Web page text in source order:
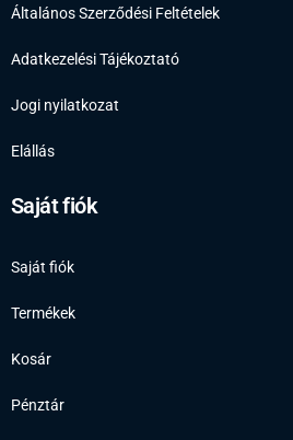
Általános Szerződési Feltételek
Adatkezelési Tájékoztató
Jogi nyilatkozat
Elállás
Saját fiók
Saját fiók
Termékek
Kosár
Pénztár